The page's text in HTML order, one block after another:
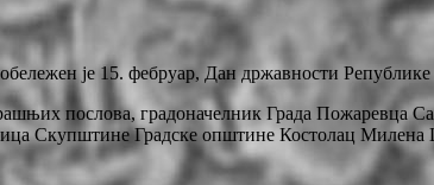
је 15. фебруар, Дан државности Републике
послова, градоначелник Града Пожаревца
Скупштине Градске општине Костолац